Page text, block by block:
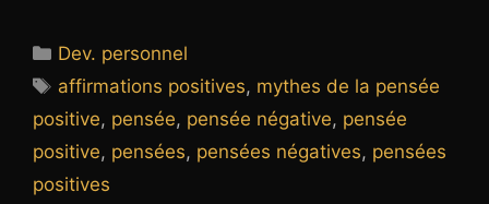
Catégories
Dev. personnel
Étiquettes
affirmations positives, mythes de la pensée
positive, pensée, pensée négative, pensée
positive, pensées, pensées négatives, pensées
positives